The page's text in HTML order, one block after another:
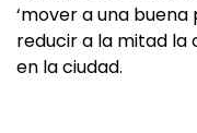
‘mover a una
reducir a la mitad la
en la ciudad.